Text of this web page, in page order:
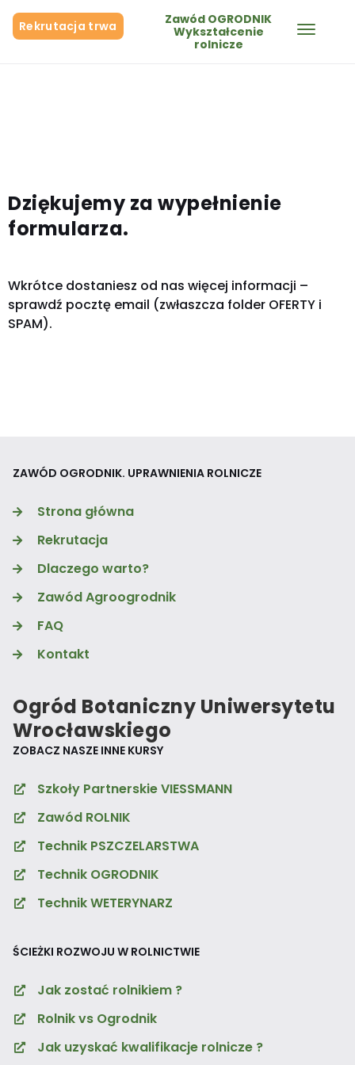
Rekrutacja trwa
Zawód OGRODNIK
Wykształcenie
rolnicze
Dziękujemy za wypełnienie
formularza.
Wkrótce dostaniesz od nas więcej informacji –
sprawdź pocztę email (zwłaszcza folder OFERTY i
SPAM).
ZAWÓD OGRODNIK. UPRAWNIENIA ROLNICZE
Strona główna
Rekrutacja
Dlaczego warto?
Zawód Agroogrodnik
FAQ
Kontakt
Ogród Botaniczny Uniwersytetu
Wrocławskiego
ZOBACZ NASZE INNE KURSY
Szkoły Partnerskie VIESSMANN
Zawód ROLNIK
Technik PSZCZELARSTWA
Technik OGRODNIK
Technik WETERYNARZ
ŚCIEŻKI ROZWOJU W ROLNICTWIE
Jak zostać rolnikiem ?
Rolnik vs Ogrodnik
Jak uzyskać kwalifikacje rolnicze ?